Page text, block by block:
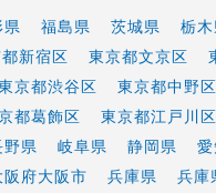
県 福島県 茨城県 栃木
新宿区 東京都文京区
京都渋谷区 東京都中野区
都葛飾区 東京都江戸川区
野県 岐阜県 静岡県
阪府大阪市 兵庫県 兵庫